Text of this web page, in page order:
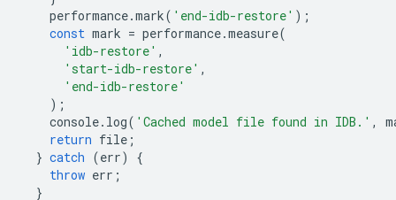
performance.mark( 'end-idb-restore' );
const mark = performance.measure(
'idb-restore' ,
'start-idb-restore' ,
'end-idb-restore'
);
console. log( 'Cached model file found in IDB.' ,
return file ;
} catch (err)
{
throw err ;
}